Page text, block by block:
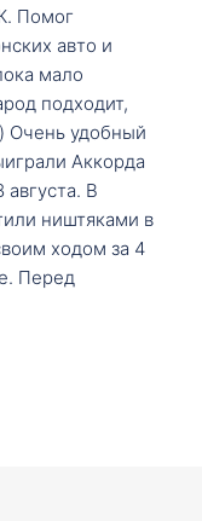
Помог
авто и
мало
подходит,
Очень удобный
Аккорда
В
ништяками в
ходом за 4
Перед